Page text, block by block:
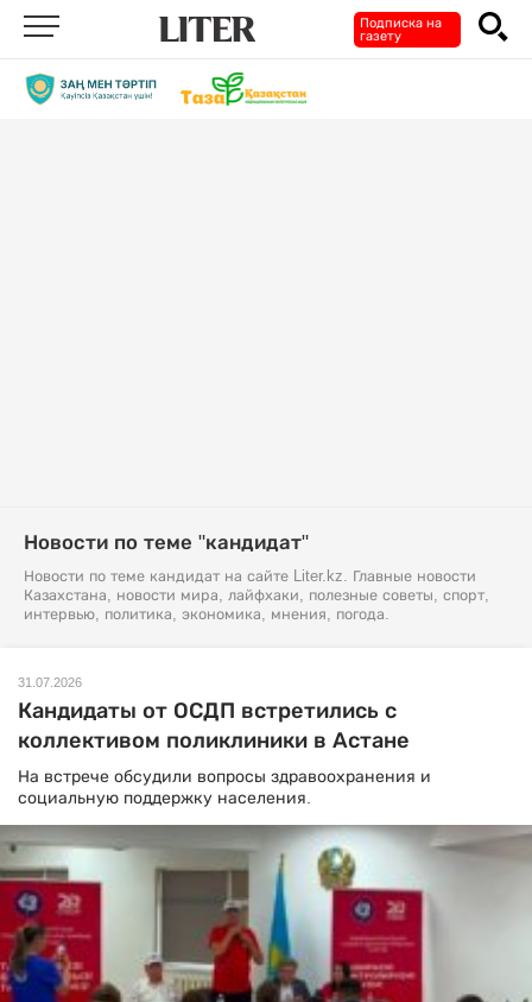
Подписка на
газету
Новости по теме "кандидат"
Новости по теме кандидат на сайте Liter.kz. Главные новости
Казахстана, новости мира, лайфхаки, полезные советы, спорт,
интервью, политика, экономика, мнения, погода.
31.07.2026
Кандидаты от ОСДП встретились с
коллективом поликлиники в Астане
На встрече обсудили вопросы здравоохранения и
социальную поддержку населения.